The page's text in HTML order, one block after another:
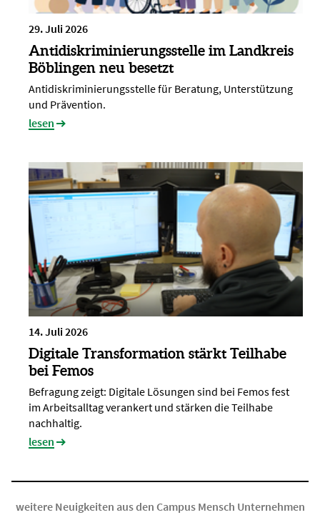
29. Juli 2026
Antidiskriminierungsstelle im Landkreis
Böblingen neu besetzt
Antidiskriminierungsstelle für Beratung, Unterstützung
und Prävention.
lesen
14. Juli 2026
Digitale Transformation stärkt Teilhabe
bei Femos
Befragung zeigt: Digitale Lösungen sind bei Femos fest
im Arbeitsalltag verankert und stärken die Teilhabe
nachhaltig.
lesen
weitere Neuigkeiten aus den Campus Mensch Unternehmen